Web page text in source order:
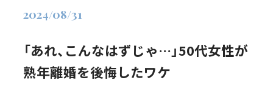
「あれ、こんなはずじゃ…」50代女性が
熟年離婚を後悔したワケ
2024/08/31